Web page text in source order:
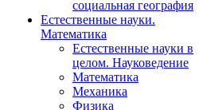
социальная география
Естественные науки.
Математика
Естественные науки в
целом. Науковедение
Математика
Механика
Физика